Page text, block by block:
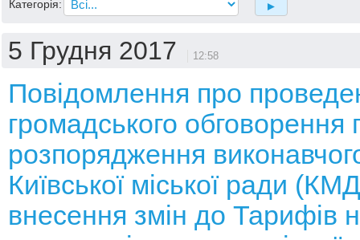
Категорія:
5 Грудня 2017 12:58
Повідомлення про
громадського обговорення
розпорядження
Київської міської ради
внесення змін до Тарифів